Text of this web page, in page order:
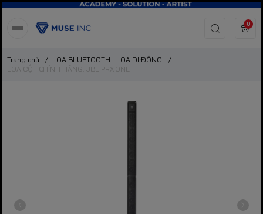
0
Trang chủ / LOA BLUETOOTH - LOA DI ĐỘNG
/
LOA CỘT CHÍNH HÃNG: JBL PRX ONE